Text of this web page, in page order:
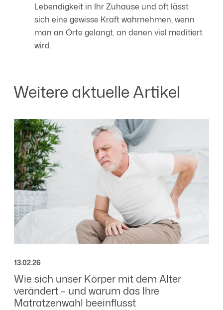
Lebendigkeit in Ihr Zuhause und oft lässt
sich eine gewisse Kraft wahrnehmen, wenn
man an Orte gelangt, an denen viel meditiert
wird.
Weitere aktuelle Artikel
13.02.26
Wie sich unser Körper mit dem Alter
verändert – und warum das Ihre
Matratzenwahl beeinflusst